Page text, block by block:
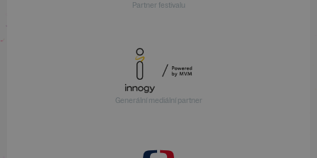
Partner festivalu
Generální mediální partner